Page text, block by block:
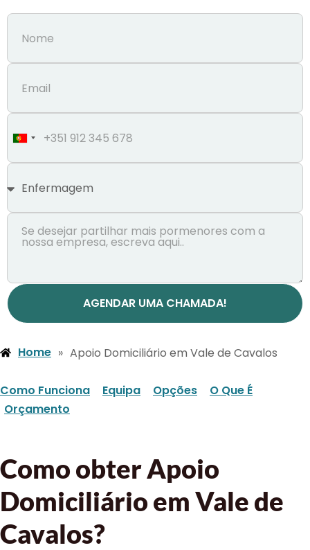
Portugal
+351
AGENDAR UMA CHAMADA!
Home » Apoio Domiciliário em Vale de Cavalos
Como Funciona Equipa Opções
O Que É
Orçamento
Como obter Apoio
Domiciliário em Vale de
Cavalos?